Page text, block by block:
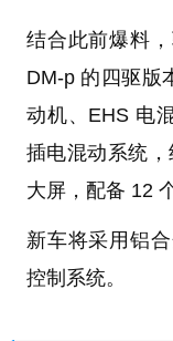
结合此前爆料
DM-p 的四驱版
动机、EHS 电
插电混动系统
大屏，配备 12
新车将采用铝
控制系统。